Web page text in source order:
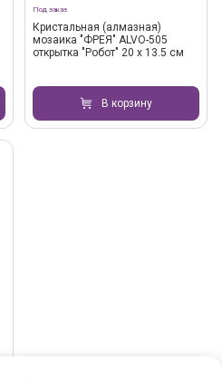
Под заказ
Кристальная (алмазная)
мозаика "ФРЕЯ" ALVO-505
открытка "Робот" 20 х 13.5 см
В корзину